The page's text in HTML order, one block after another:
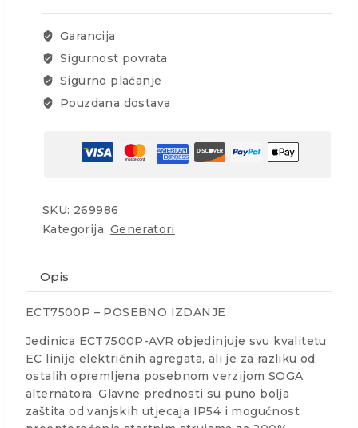
Garancija
Sigurnost povrata
Sigurno plaćanje
Pouzdana dostava
SKU: 269986
Kategorija: Generatori
Opis
ECT7500P – POSEBNO IZDANJE
Jedinica ECT7500P-AVR objedinjuje svu kvalitetu
EC linije električnih agregata, ali je za razliku od
ostalih opremljena posebnom verzijom SOGA
alternatora. Glavne prednosti su puno bolja
zaštita od vanjskih utjecaja IP54 i mogućnost